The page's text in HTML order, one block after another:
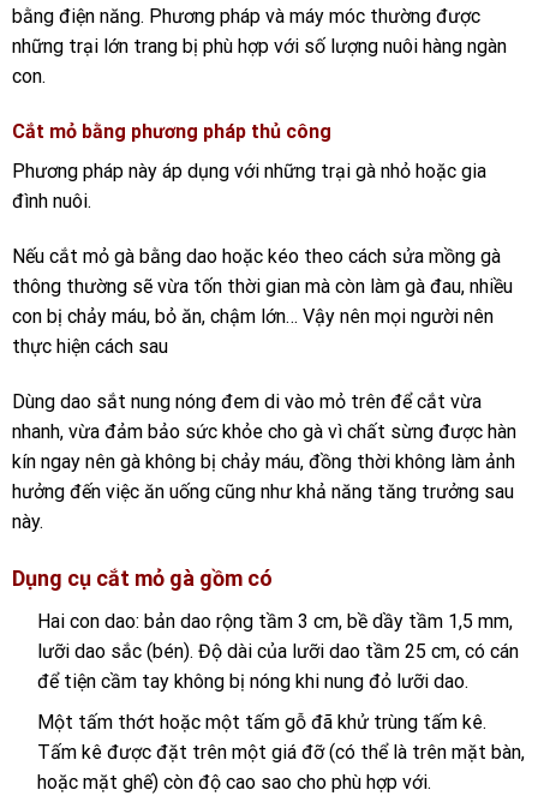
bằng điện năng. Phương pháp và máy móc thường được
những trại lớn trang bị phù hợp với số lượng nuôi hàng ngàn
con.
Cắt mỏ bằng phương pháp thủ công
Phương pháp này áp dụng với những trại gà nhỏ hoặc gia
đình nuôi.
Nếu cắt mỏ gà bằng dao hoặc kéo theo cách sửa mồng gà
thông thường sẽ vừa tốn thời gian mà còn làm gà đau, nhiều
con bị chảy máu, bỏ ăn, chậm lớn… Vậy nên mọi người nên
thực hiện cách sau
Dùng dao sắt nung nóng đem di vào mỏ trên để cắt vừa
nhanh, vừa đảm bảo sức khỏe cho gà vì chất sừng được hàn
kín ngay nên gà không bị chảy máu, đồng thời không làm ảnh
hưởng đến việc ăn uống cũng như khả năng tăng trưởng sau
này.
Dụng cụ cắt mỏ gà gồm có
Hai con dao: bản dao rộng tầm 3 cm, bề dầy tầm 1,5 mm,
lưỡi dao sắc (bén). Độ dài của lưỡi dao tầm 25 cm, có cán
để tiện cầm tay không bị nóng khi nung đỏ lưỡi dao.
Một tấm thớt hoặc một tấm gỗ đã khử trùng tấm kê.
Tấm kê được đặt trên một giá đỡ (có thể là trên mặt bàn,
hoặc mặt ghế) còn độ cao sao cho phù hợp với.